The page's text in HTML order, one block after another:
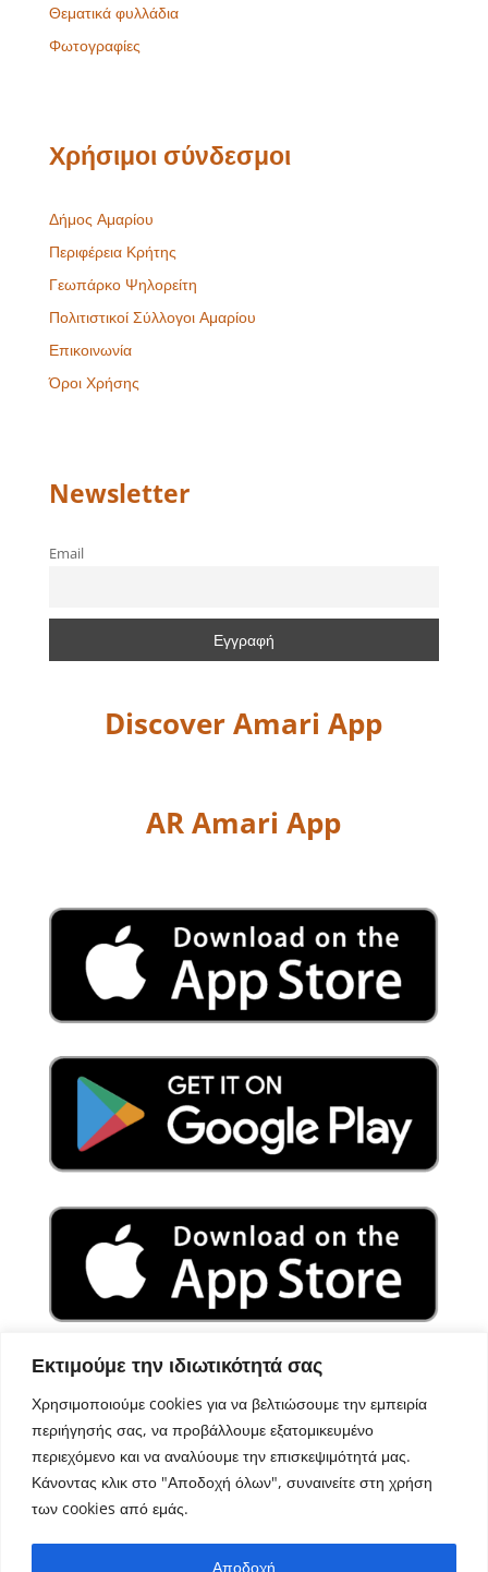
Εκτιμούμε την ιδιωτικότητά σας
Χρησιμοποιούμε cookies για να βελτιώσουμε την εμπειρία
περιήγησής σας, να προβάλλουμε εξατομικευμένο
περιεχόμενο και να αναλύουμε την επισκεψιμότητά μας.
Κάνοντας κλικ στο "Αποδοχή όλων", συναινείτε στη χρήση
των cookies από εμάς.
Αποδοχή
Θεματικά φυλλάδια
Φωτογραφίες
Χρήσιμοι σύνδεσμοι
Δήμος Αμαρίου
Περιφέρεια Κρήτης
Γεωπάρκο Ψηλορείτη
Πολιτιστικοί Σύλλογοι Αμαρίου
Επικοινωνία
Όροι Χρήσης
Newsletter
Email
Discover Amari App
AR Amari App